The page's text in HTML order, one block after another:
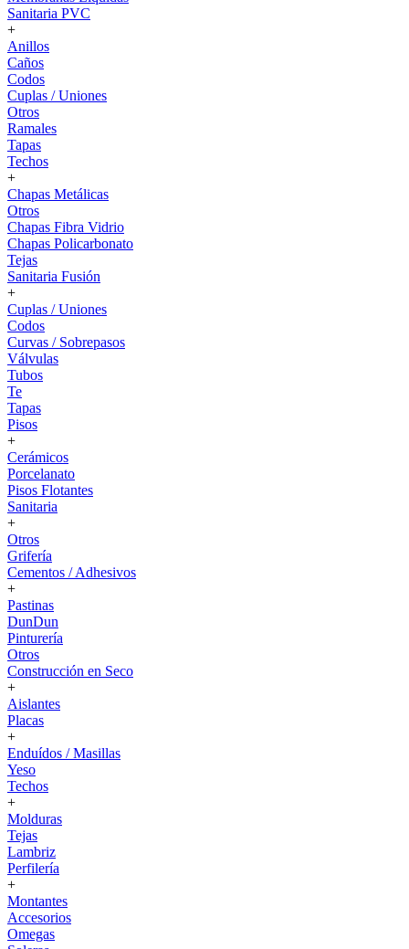
Sanitaria PVC
+
Anillos
Caños
Codos
Cuplas / Uniones
Otros
Ramales
Tapas
Techos
+
Chapas Metálicas
Otros
Chapas Fibra Vidrio
Chapas Policarbonato
Tejas
Sanitaria Fusión
+
Cuplas / Uniones
Codos
Curvas / Sobrepasos
Válvulas
Tubos
Te
Tapas
Pisos
+
Cerámicos
Porcelanato
Pisos Flotantes
Sanitaria
+
Otros
Grifería
Cementos / Adhesivos
+
Pastinas
DunDun
Pinturería
Otros
Construcción en Seco
+
Aislantes
Placas
+
Enduídos / Masillas
Yeso
Techos
+
Molduras
Tejas
Lambriz
Perfilería
+
Montantes
Accesorios
Omegas